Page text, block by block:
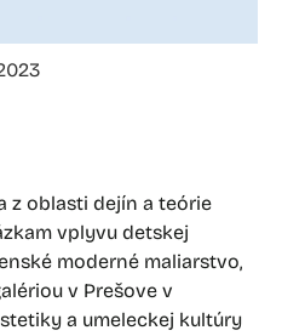
z oblasti dejín a teórie
vplyvu detskej
moderné maliarstvo,
v Prešove v
a umeleckej kultúry